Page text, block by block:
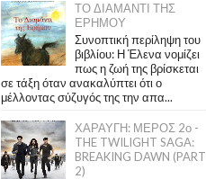
ΤΟ ΔΙΑΜΑΝΤΙ ΤΗΣ
ΕΡΗΜΟΥ
Συνοπτική περίληψη του
βιβλίου: Η Έλενα νομίζει
πως η ζωή της βρίσκεται
σε τάξη όταν ανακαλύπτει ότι ο
μέλλοντας σύζυγός της την απα...
ΧΑΡΑΥΓΗ: ΜΕΡΟΣ 2ο -
THE TWILIGHT SAGA:
BREAKING DAWN (PART
2)